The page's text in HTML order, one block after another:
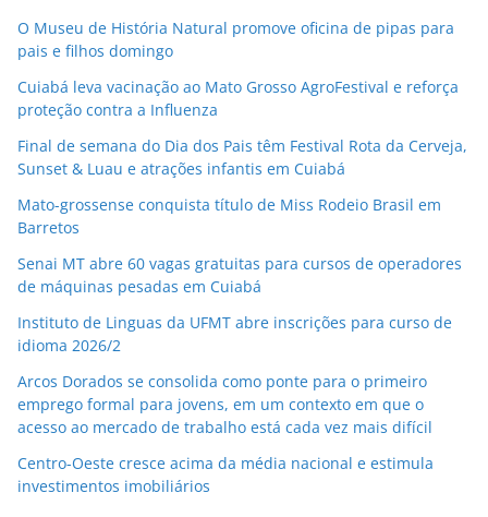
O Museu de História Natural promove oficina de pipas para
pais e filhos domingo
Cuiabá leva vacinação ao Mato Grosso AgroFestival e reforça
proteção contra a Influenza
Final de semana do Dia dos Pais têm Festival Rota da Cerveja,
Sunset & Luau e atrações infantis em Cuiabá
Mato-grossense conquista título de Miss Rodeio Brasil em
Barretos
Senai MT abre 60 vagas gratuitas para cursos de operadores
de máquinas pesadas em Cuiabá
Instituto de Linguas da UFMT abre inscrições para curso de
idioma 2026/2
Arcos Dorados se consolida como ponte para o primeiro
emprego formal para jovens, em um contexto em que o
acesso ao mercado de trabalho está cada vez mais difícil
Centro-Oeste cresce acima da média nacional e estimula
investimentos imobiliários